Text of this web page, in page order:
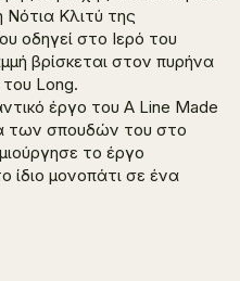
Κλιτύ της
οδηγεί στο Ιερό του
βρίσκεται στον πυρήνα
του Long.
έργο του A Line Made
των σπουδών του στο
το έργο
μονοπάτι σε ένα